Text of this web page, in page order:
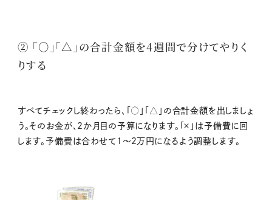
② 「○」「△」の合計金額を4週間で分けてやりく
りする
すべてチェックし終わったら、「○」「△」の合計金額を出しましょ
う。そのお金が、2か月目の予算になります。「×」は予備費に回
します。予備費は合わせて1～2万円になるよう調整します。